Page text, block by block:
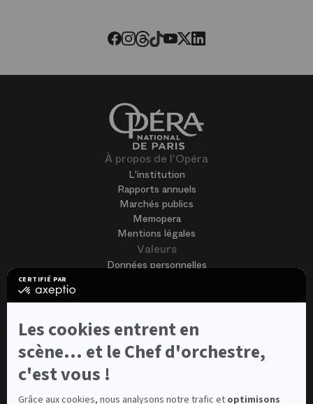
CERTIFIÉ PAR
certifié
En
plus
Axeptio
Les cookies entrent en
scène... et le Chef d'orchestre,
c'est vous !
Grâce aux cookies, nous analysons notre trafic et optimisons
Facebook
Instagram
Threads
Tiktok
Youtube
Twitter
LinkedIn
À propos de l'Opéra
L'institution
Rapports annuels
Marchés publics
Memopera
Mentions légales
Valeurs
Données personnelles
Nous rejoindre
Offres d'emploi
Candidature spontanée
Concours et auditions
Contacts